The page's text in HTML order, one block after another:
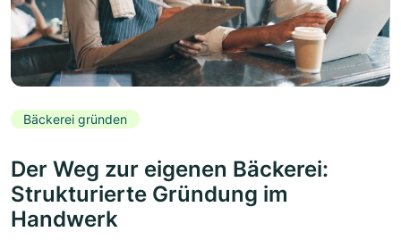
Bäckerei gründen
Der Weg zur eigenen Bäckerei:
Strukturierte Gründung im
Handwerk